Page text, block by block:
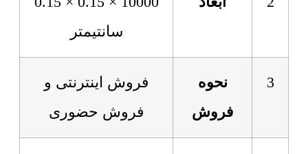
سانتیمتر
3
نحوه
فروش
فروش اینترنتی و
فروش حضوری